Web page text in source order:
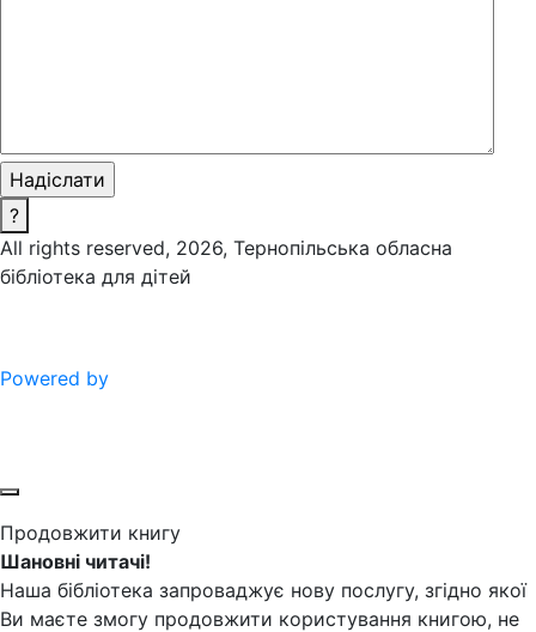
?
All rights reserved, 2026, Тернопільська обласна
бібліотека для дітей
Powered by
Продовжити книгу
Шановні читачі!
Наша бібліотека запроваджує нову послугу, згідно якої
Ви маєте змогу продовжити користування книгою, не